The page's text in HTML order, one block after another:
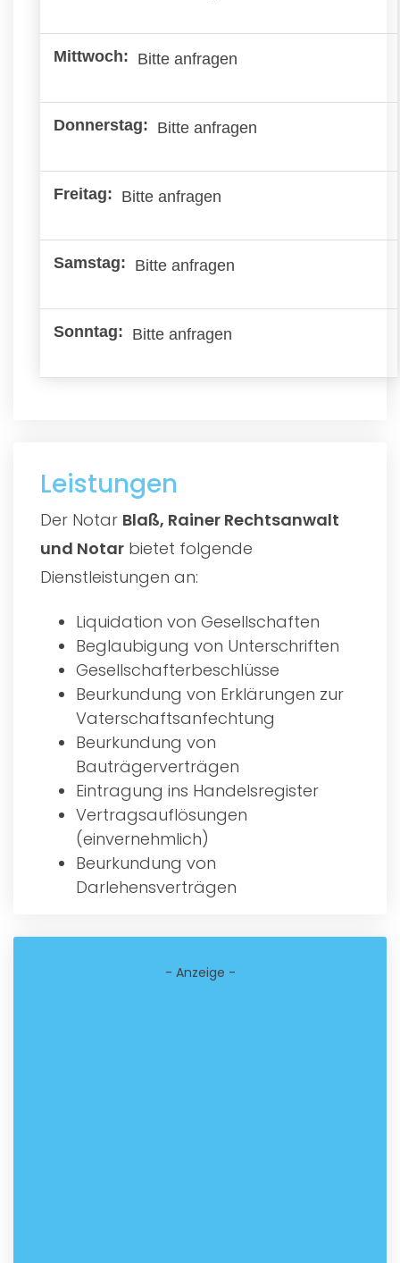
Bitte anfragen
Bitte anfragen
Bitte anfragen
Bitte anfragen
Bitte anfragen
Leistungen
Der Notar Blaß, Rainer Rechtsanwalt
und Notar bietet folgende
Dienstleistungen an:
Liquidation von Gesellschaften
Beglaubigung von Unterschriften
Gesellschafterbeschlüsse
Beurkundung von Erklärungen zur
Vaterschaftsanfechtung
Beurkundung von
Bauträgerverträgen
Eintragung ins Handelsregister
Vertragsauflösungen
(einvernehmlich)
Beurkundung von
Darlehensverträgen
- Anzeige -